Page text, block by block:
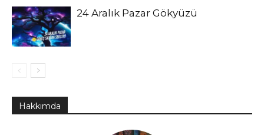
24 Aralık Pazar Gökyüzü
Hakkımda